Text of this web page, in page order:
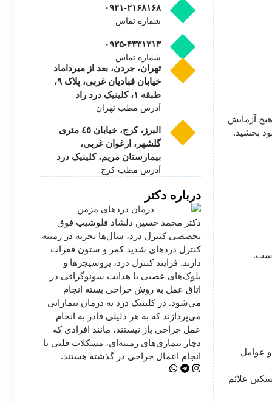
آزمایش
بخشید.
است.
عوامل
علائم
۰۹۲۱-۲۱۶۸۱۶۸
شماره تماس
۰۹۳۵-۴۳۳۱۳۱۳
شماره تماس
تهران، جردن، بعد از میرداماد
خیابان قبادیان غربی، پلاک ۹،
طبقه ۱، کلینیک درد راد
آدرس مطب تهران
البرز، کرج، خیابان ٤٥ متری
گلشهر، ارغوان غربی،
بیمارستان مریم، کلینیک درد
آدرس مطب کرج
درباره دکتر
دکتر محمد حسین دلشاد فلوشیپ فوق
تخصصی کنترل درد، سال‌ها تجربه در زمینه
کنترل دردهای شدید کمر و ستون فقرات
دارند. فرایند کنترل درد، پروسیجرها و
بلوک‌های عصبی با هدایت سونوگرافی در
اتاق عمل به روش جراحی بسته انجام
می‌شود. در کلینیک درد به درمان‌ بیمارانی
می‌پردازند که به هر دلیلی قادر به انجام
عمل جراحی باز نیستند، مانند افرادی که
دچار بیماری‌های زمینه‌ای، مشکلات قلبی یا
انجام اعمال جراحی در گذشته هستند.